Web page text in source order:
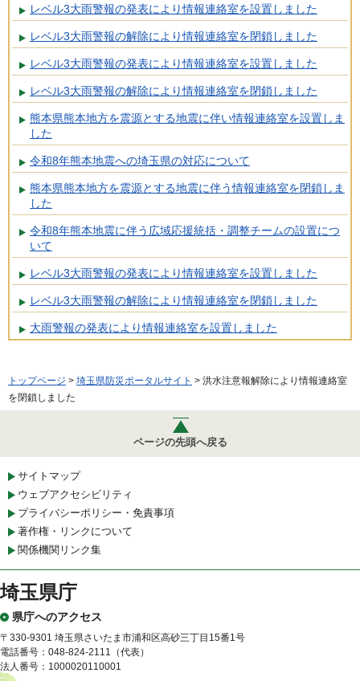
レベル3大雨警報の発表により情報連絡室を設置しました
レベル3大雨警報の解除により情報連絡室を閉鎖しました
レベル3大雨警報の発表により情報連絡室を設置しました
レベル3大雨警報の解除により情報連絡室を閉鎖しました
熊本県熊本地方を震源とする地震に伴い情報連絡室を設置しま
した
令和8年熊本地震への埼玉県の対応について
熊本県熊本地方を震源とする地震に伴う情報連絡室を閉鎖しま
した
令和8年熊本地震に伴う広域応援統括・調整チームの設置につ
いて
レベル3大雨警報の発表により情報連絡室を設置しました
レベル3大雨警報の解除により情報連絡室を閉鎖しました
大雨警報の発表により情報連絡室を設置しました
トップページ > 埼玉県防災ポータルサイト > 洪水注意報解除により情報連絡室
を閉鎖しました
ページの先頭へ戻る
サイトマップ
ウェブアクセシビリティ
プライバシーポリシー・免責事項
著作権・リンクについて
関係機関リンク集
埼玉県庁
県庁へのアクセス
〒330-9301 埼玉県さいたま市浦和区高砂三丁目15番1号
電話番号：048-824-2111（代表）
法人番号：1000020110001